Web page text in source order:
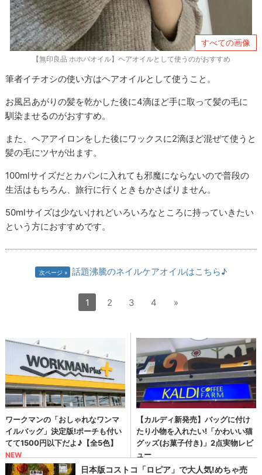
すべての画像
【無印良品 ホホバオイル】ヘアオイルとして使うのがおすすめ
筆者イチオシの使い方はヘアオイルとして使うこと。
お風呂あがりの髪を乾かした後に4滴ほど手に取って髪の毛に
馴染ませるのがおすすめ。
また、ヘアアイロンをした後にワックスに2滴ほど混ぜて使うと
髪の毛にツヤが出ます。
100mlサイズだとカバンに入れても邪魔にならないので普段の
生活はもちろん、旅行に行くときもかさばりません。
50mlサイズは少ないけれどいろいろなところに持っていきたい
という方におすすめです。
次ページ 話題沸騰のネイルケアオイルはこちら♪
1 2 3 4 »